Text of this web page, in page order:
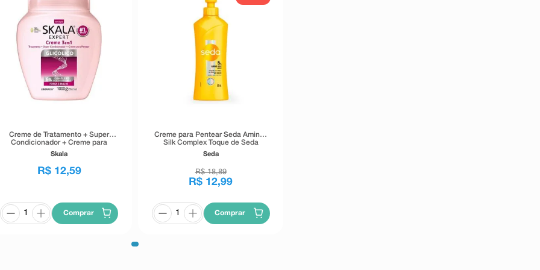
Creme de Tratamento + Super
Condicionador + Creme para
Pentear Skala Expert Glicólico
1kg
Skala
R$ 12,59
Comprar
Creme para Pentear Seda Amino-
Silk Complex Toque de Seda
300ml
Seda
R$ 18,89
R$ 12,99
Comprar